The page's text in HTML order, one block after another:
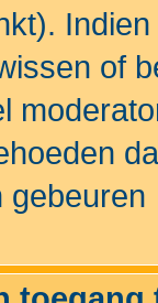
of
gebeuren